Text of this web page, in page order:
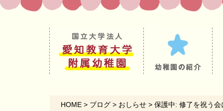
HOME > ブログ > おしらせ > 保護中: 修了を祝う会